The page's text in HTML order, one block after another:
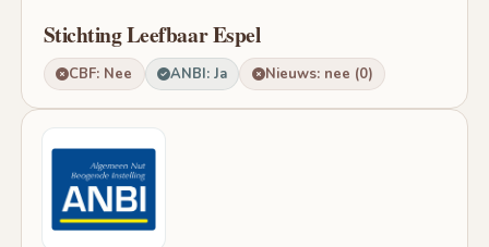
Stichting Leefbaar Espel
CBF: Nee ANBI: Ja Nieuws: nee (0)